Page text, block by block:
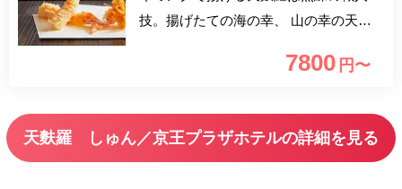
技。揚げたての海の幸、 山の幸の天麩
うな落ち着いた雰囲気の中、 優雅なひ
7800 円〜
天麩羅 しゅん／京王プラザホテルの詳細を見る